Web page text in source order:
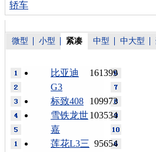
轿车
微型 小型 紧凑 中型 中大型
161399
比亚迪
G3
109973
标致408
103534
雪铁龙世
嘉
95654
莲花L3三